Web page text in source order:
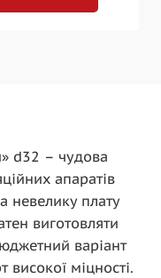
d32 – чудова
апаратів
невелику плату
виготовляти
варіант
міцності.